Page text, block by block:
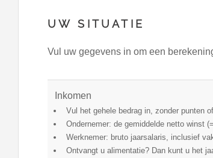
UW SITUATIE
Vul uw gegevens in om een
Inkomen
Vul het gehele bedrag in, zonder punten
Ondernemer: de gemiddelde netto winst
Werknemer: bruto jaarsalaris, inclusief
Ontvangt u alimentatie? Dan kunt u het